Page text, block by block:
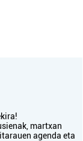
martxan
agenda eta